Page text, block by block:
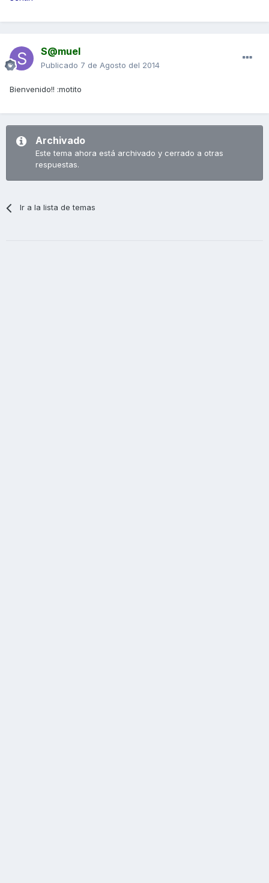
S@muel
Publicado 7 de Agosto del 2014
Bienvenido!! :motito
Archivado
Este tema ahora está archivado y cerrado a otras
respuestas.
Ir a la lista de temas